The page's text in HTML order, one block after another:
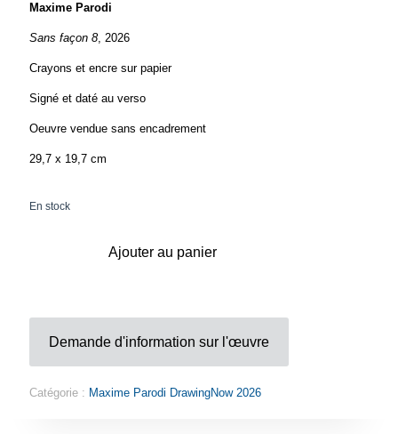
Maxime Parodi
Sans façon 8, 2026
Crayons et encre sur papier
Signé et daté au verso
Oeuvre vendue sans encadrement
29,7 x 19,7 cm
En stock
Ajouter au panier
Demande d'information sur l'œuvre
Catégorie : Maxime Parodi DrawingNow 2026